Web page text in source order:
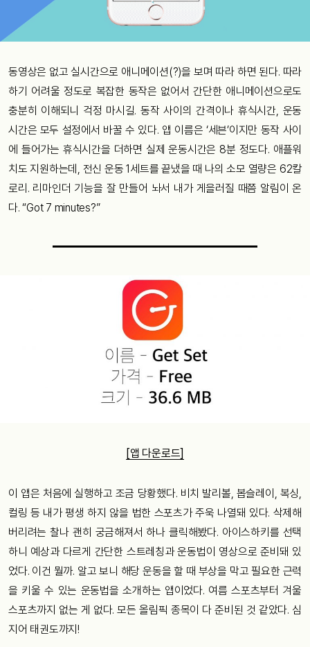
동영상은 없고 실시간으로 애니메이션(?)을 보며 따라 하면 된다. 따라
하기 어려울 정도로 복잡한 동작은 없어서 간단한 애니메이션으로도
충분히 이해되니 걱정 마시길. 동작 사이의 간격이나 휴식시간, 운동
시간은 모두 설정에서 바꿀 수 있다. 앱 이름은 ‘세븐’이지만 동작 사이
에 들어가는 휴식시간을 더하면 실제 운동시간은 8분 정도다. 애플워
치도 지원하는데, 전신 운동 1세트를 끝냈을 때 나의 소모 열량은 62칼
로리. 리마인더 기능을 잘 만들어 놔서 내가 게을러질 때쯤 알림이 온
다. “Got 7 minutes?”
[앱 다운로드]
이 앱은 처음에 실행하고 조금 당황했다. 비치 발리볼, 봅슬레이, 복싱,
컬링 등 내가 평생 하지 않을 법한 스포츠가 주욱 나열돼 있다. 삭제해
버리려는 찰나 괜히 궁금해져서 하나 클릭해봤다. 아이스하키를 선택
하니 예상과 다르게 간단한 스트레칭과 운동법이 영상으로 준비돼 있
었다. 이건 뭘까. 알고 보니 해당 운동을 할 때 부상을 막고 필요한 근력
을 키울 수 있는 운동법을 소개하는 앱이었다. 여름 스포츠부터 겨울
스포츠까지 없는 게 없다. 모든 올림픽 종목이 다 준비된 것 같았다. 심
지어 태권도까지!